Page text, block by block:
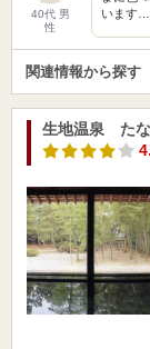
40代 男
性
います…
関連情報から探す
生地温泉 た